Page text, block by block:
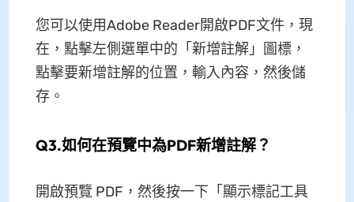
您可以使用Adobe Reader開啟PDF文件，現
在，點擊左側選單中的「新增註解」圖標，
點擊要新增註解的位置，輸入內容，然後儲
存。
Q3.如何在預覽中為PDF新增註解？
開啟預覽 PDF，然後按一下「顯示標記工具